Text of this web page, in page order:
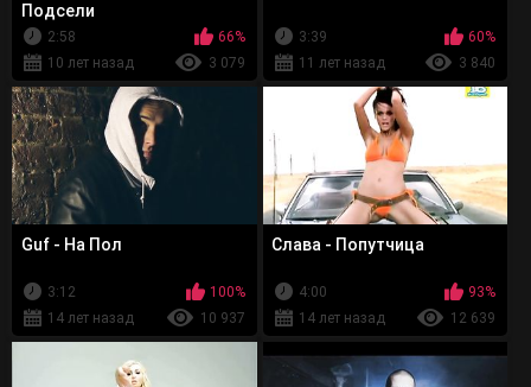
Подсели
2:58
66%
10 лет назад
3 079
3:39
60%
11 лет назад
3 840
Guf - На Пол
3:12
100%
14 лет назад
10 937
Слава - Попутчица
4:00
93%
14 лет назад
12 639